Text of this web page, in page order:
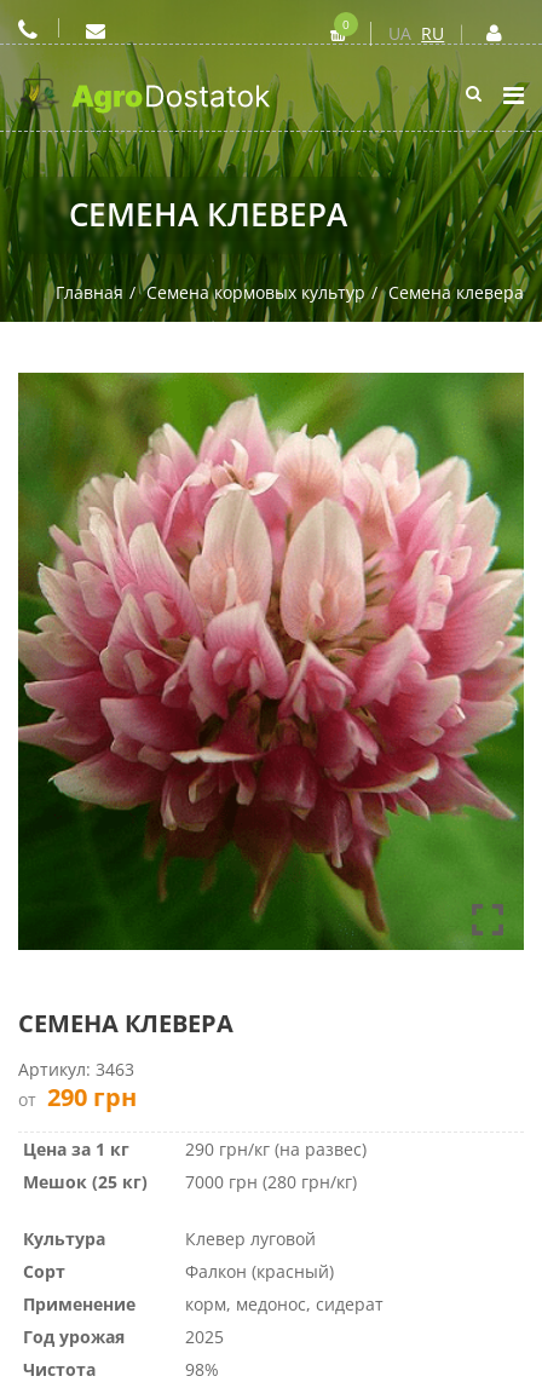
UA RU
0
СЕМЕНА КЛЕВЕРА
Главная Семена кормовых культур Семена клевера
СЕМЕНА КЛЕВЕРА
Артикул: 3463
от 290 грн
Цена за 1 кг
290 грн/кг (на развес)
Мешок (25 кг)
7000 грн (280 грн/кг)
Культура
Клевер луговой
Сорт
Фалкон (красный)
Применение
корм, медонос, сидерат
Год урожая
2025
Чистота
98%